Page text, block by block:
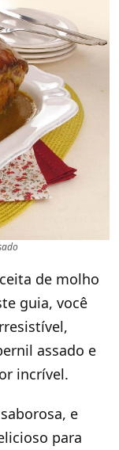
de molho
guia, você
assado e
incrível.
e
para